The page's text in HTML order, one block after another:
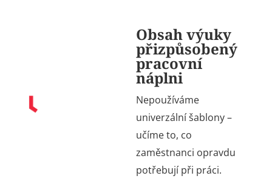
Obsah výuky
přizpůsobený
pracovní
náplni
Nepoužíváme
univerzální šablony –
učíme to, co
zaměstnanci opravdu
potřebují při práci.